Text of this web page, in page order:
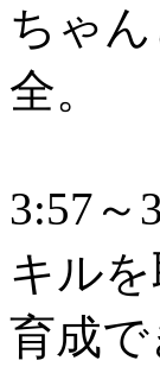
ちゃ
全。
3:57～
キル
育成で